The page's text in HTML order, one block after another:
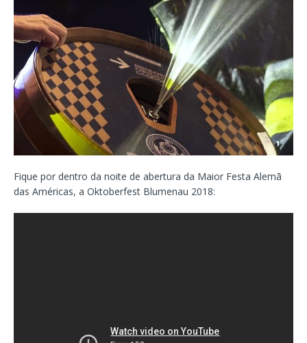
Fique por dentro da noite de abertura da Maior Festa Alemã
das Américas, a Oktoberfest Blumenau 2018: